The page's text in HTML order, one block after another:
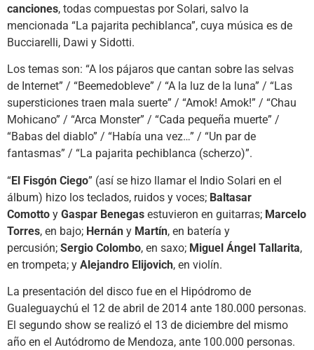
canciones, todas compuestas por Solari, salvo la
mencionada “La pajarita pechiblanca”, cuya música es de
Bucciarelli, Dawi y Sidotti.
Los temas son: “A los pájaros que cantan sobre las selvas
de Internet” / “Beemedobleve” / “A la luz de la luna” / “Las
supersticiones traen mala suerte” / “Amok! Amok!” / “Chau
Mohicano” / “Arca Monster” / “Cada pequeña muerte” /
“Babas del diablo” / “Había una vez…” / “Un par de
fantasmas” / “La pajarita pechiblanca (scherzo)”.
“El Fisgón Ciego” (así se hizo llamar el Indio Solari en el
álbum) hizo los teclados, ruidos y voces; Baltasar
Comotto y Gaspar Benegas estuvieron en guitarras; Marcelo
Torres, en bajo; Hernán y Martín, en batería y
percusión; Sergio Colombo, en saxo; Miguel Ángel Tallarita,
en trompeta; y Alejandro Elijovich, en violín.
La presentación del disco fue en el Hipódromo de
Gualeguaychú el 12 de abril de 2014 ante 180.000 personas.
El segundo show se realizó el 13 de diciembre del mismo
año en el Autódromo de Mendoza, ante 100.000 personas.